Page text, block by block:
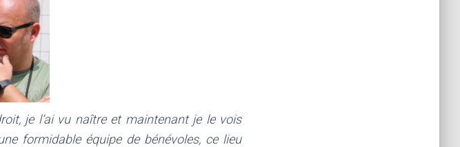
je l’ai vu naître et maintenant je le vois
formidable équipe de bénévoles, ce lieu